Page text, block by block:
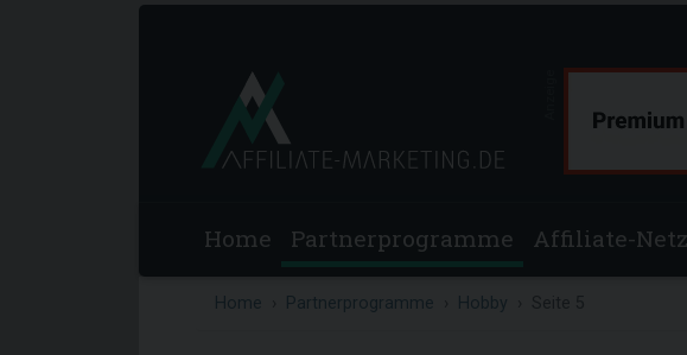
Home Partnerprogramme Affiliate-
Home Partnerprogramme Hobby